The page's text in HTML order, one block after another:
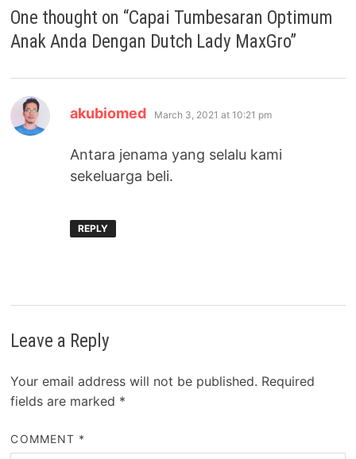
One thought on “Capai Tumbesaran Optimum
Anak Anda Dengan Dutch Lady MaxGro”
akubiomed says:
March 3, 2021 at 10:21 pm
Antara jenama yang selalu kami
sekeluarga beli.
REPLY
Leave a Reply
Your email address will not be published. Required
fields are marked *
COMMENT *